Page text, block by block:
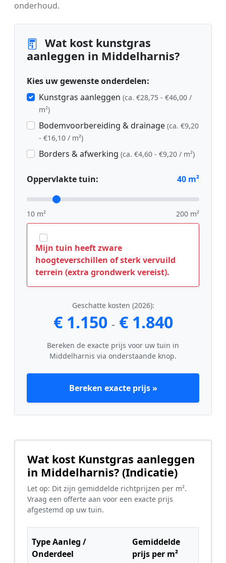
onderhoud.
Wat kost kunstgras
aanleggen in Middelharnis?
Kies uw gewenste onderdelen:
Kunstgras aanleggen (ca. €28,75 - €46,00 /
m²)
Bodemvoorbereiding & drainage (ca. €9,20
- €16,10 / m²)
Borders & afwerking (ca. €4,60 - €9,20 / m²)
Oppervlakte tuin: 40 m²
10 m² 200 m²
Mijn tuin heeft zware
hoogteverschillen of sterk vervuild
terrein (extra grondwerk vereist).
Geschatte kosten (2026):
€ 1.150 - € 1.840
Bereken de exacte prijs voor uw tuin in
Middelharnis via onderstaande knop.
Bereken exacte prijs »
Wat kost Kunstgras aanleggen
in Middelharnis? (Indicatie)
Let op: Dit zijn gemiddelde richtprijzen per m².
Vraag een offerte aan voor een exacte prijs
afgestemd op uw tuin.
Type Aanleg /
Onderdeel
Gemiddelde
prijs per m²